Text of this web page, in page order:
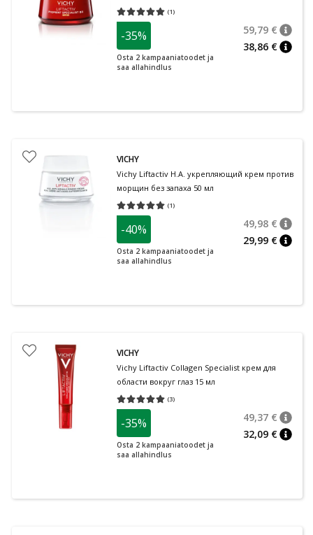
(1)
Средняя оценка 5.00
-35%
Osta 2 kampaaniatoodet ja
saa allahindlus
59,79 €
38,86 €
VICHY
Vichy Liftactiv H.A. укрепляющий крем против
морщин без запаха 50 мл
(1)
Средняя оценка 5.00
-40%
Osta 2 kampaaniatoodet ja
saa allahindlus
49,98 €
29,99 €
VICHY
Vichy Liftactiv Collagen Specialist крем для
области вокруг глаз 15 мл
(3)
Средняя оценка 5.00
-35%
Osta 2 kampaaniatoodet ja
saa allahindlus
49,37 €
32,09 €